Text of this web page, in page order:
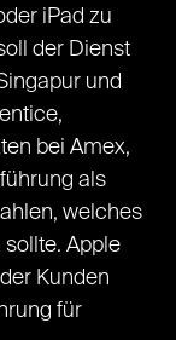
iPad zu
der Dienst
und
bei Amex,
als
welches
Apple
Kunden
für